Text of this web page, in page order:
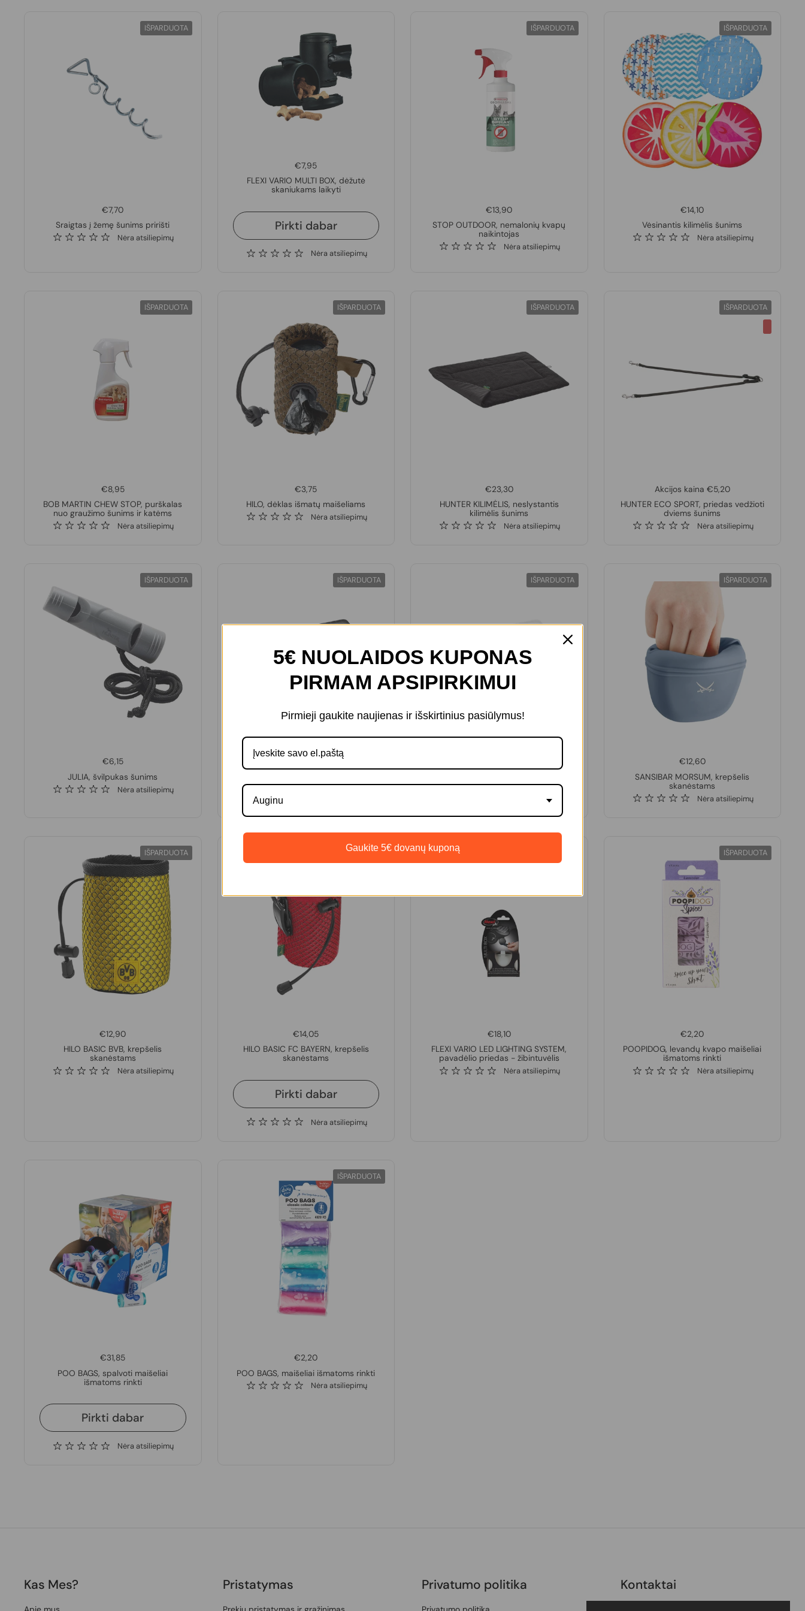
€7,70
Sraigtas į žemę šunims pririšti
Nėra atsiliepimų
IŠPARDUOTA
€7,95
FLEXI VARIO MULTI BOX, dėžutė
skaniukams laikyti
Pirkti dabar
Nėra atsiliepimų
€13,90
STOP OUTDOOR, nemalonių kvapų
naikintojas
Nėra atsiliepimų
IŠPARDUOTA
€14,10
Vėsinantis kilimėlis šunims
Nėra atsiliepimų
IŠPARDUOTA
€8,95
BOB MARTIN CHEW STOP, purškalas
nuo graužimo šunims ir katėms
Nėra atsiliepimų
IŠPARDUOTA
€3,75
HILO, dėklas išmatų maišeliams
Nėra atsiliepimų
IŠPARDUOTA
€23,30
HUNTER KILIMĖLIS, neslystantis
kilimėlis šunims
Nėra atsiliepimų
IŠPARDUOTA
Akcijos kaina €5,20
HUNTER ECO SPORT, priedas vedžioti
dviems šunims
Nėra atsiliepimų
IŠPARDUOTA
€6,15
JULIA, švilpukas šunims
Nėra atsiliepimų
IŠPARDUOTA
pilkas
IŠPARDUOTA
skaidrus
Nėra atsiliepimų
IŠPARDUOTA
€12,60
SANSIBAR MORSUM, krepšelis
skanėstams
Nėra atsiliepimų
IŠPARDUOTA
€12,90
HILO BASIC BVB, krepšelis
skanėstams
Nėra atsiliepimų
IŠPARDUOTA
€14,05
HILO BASIC FC BAYERN, krepšelis
skanėstams
Pirkti dabar
Nėra atsiliepimų
€18,10
FLEXI VARIO LED LIGHTING SYSTEM,
pavadėlio priedas - žibintuvėlis
Nėra atsiliepimų
€2,20
POOPIDOG, levandų kvapo maišeliai
išmatoms rinkti
Nėra atsiliepimų
IŠPARDUOTA
€31,85
POO BAGS, spalvoti maišeliai
išmatoms rinkti
Pirkti dabar
Nėra atsiliepimų
€2,20
POO BAGS, maišeliai išmatoms rinkti
Nėra atsiliepimų
IŠPARDUOTA
Kas Mes? Pristatymas Privatumo politika Kontaktai
5€ NUOLAIDOS KUPONAS
PIRMAM APSIPIRKIMUI
Pirmieji gaukite naujienas ir išskirtinius pasiūlymus!
Auginu
Gaukite 5€ dovanų kuponą